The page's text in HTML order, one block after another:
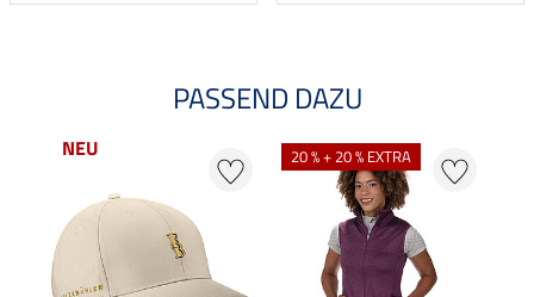
PASSEND DAZU
NEU 20 % + 20 % EXTRA